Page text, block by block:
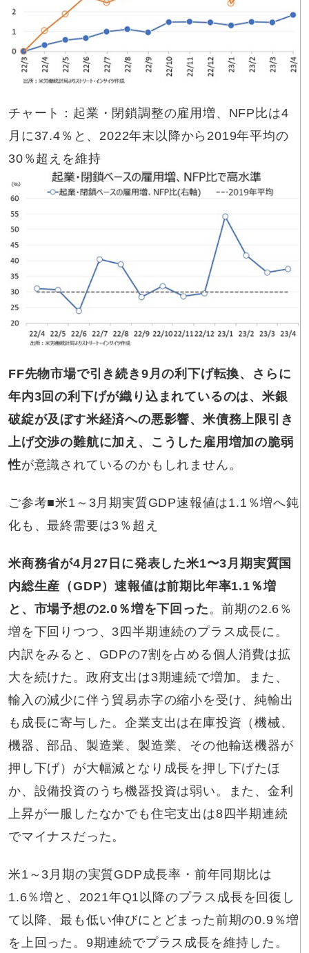
チャート：起業・閉鎖調整の雇用増、NFP比は4
月に37.4％と、2022年末以降から2019年平均の
30％超えを維持
FF先物市場で引き続き9月の利下げ転換、さらに
年内3回の利下げが織り込まれているのは、米銀
破綻が及ぼす米経済への悪影響、米債務上限引き
上げ交渉の難航に加え、こうした雇用増加の脆弱
性が意識されているのかもしれません。
ご参考■米1～3月期実質GDP速報値は1.1％増へ鈍
化も、最終需要は3％超え
米商務省が4月27日に発表した米1〜3月期実質国
内総生産（GDP）速報値は前期比年率1.1％増
と、市場予想の2.0％増を下回った 。前期の2.6％
増を下回りつつ、3四半期連続のプラス成長に。
内訳をみると、GDPの7割を占める個人消費は拡
大を続けた。政府支出は3期連続で増加。また、
輸入の減少に伴う貿易赤字の縮小を受け、純輸出
も成長に寄与した。企業支出は在庫投資（機械、
機器、部品、製造業、製造業、その他輸送機器が
押し下げ）が大幅減となり成長を押し下げたほ
か、設備投資のうち機器投資は弱い。また、金利
上昇が一服したなかでも住宅支出は8四半期連続
でマイナスだった。
米1～3月期の実質GDP成長率・前年同期比は
1.6％増と、2021年Q1以降のプラス成長を回復し
て以降、最も低い伸びにとどまった前期の0.9％増
を上回った。9期連続でプラス成長を維持した。